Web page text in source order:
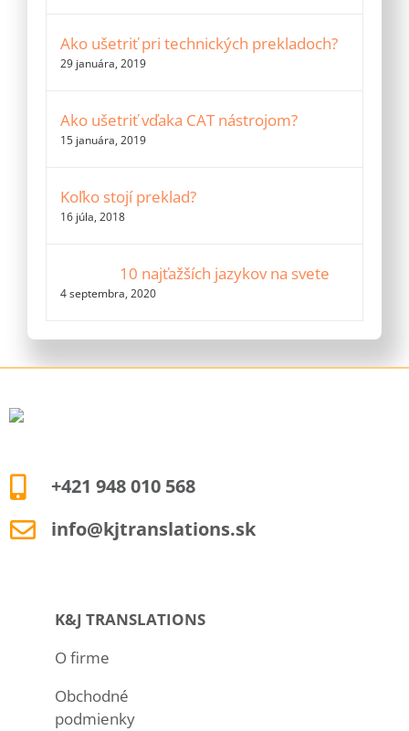
Ako ušetriť pri technických prekladoch?
29 januára, 2019
Ako ušetriť vďaka CAT nástrojom?
15 januára, 2019
Koľko stojí preklad?
16 júla, 2018
10 najťažších jazykov na svete
4 septembra, 2020
+421 948 010 568
info@kjtranslations.sk
K&J TRANSLATIONS
O firme
Obchodné
podmienky